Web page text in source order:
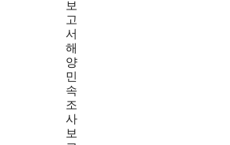
보
고
서
해
양
민
속
조
사
보